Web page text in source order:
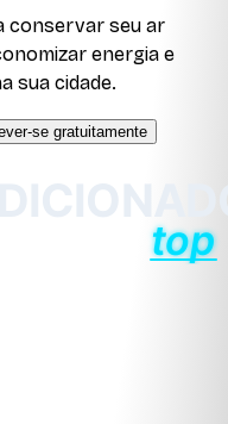
conservar seu ar
energia e
sua cidade.
se gratuitamente